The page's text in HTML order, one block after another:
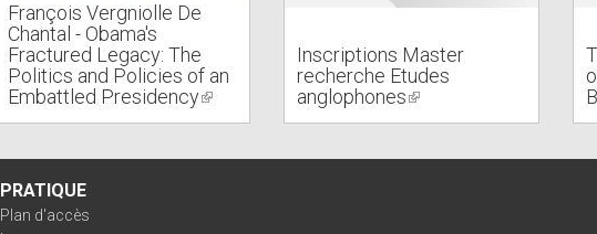
François Vergniolle De
Chantal - Obama's
Fractured Legacy: The
Politics and Policies of an
Embattled Presidency(link
is
Inscriptions Master
recherche Etudes
anglophones(link
is
PRATIQUE
Plan d'accès